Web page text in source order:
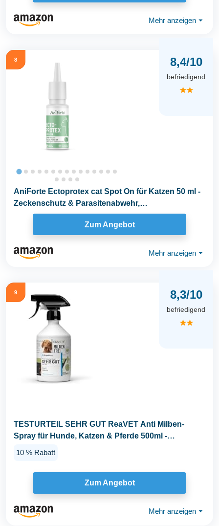
Mehr anzeigen ⏷
8 8,4/10
befriedigend
★★
AniForte Ectoprotex cat Spot On für Katzen 50 ml -
Zeckenschutz & Parasitenabwehr,
langanhaltendes...
Zum Angebot
Mehr anzeigen ⏷
9 8,3/10
befriedigend
★★
TESTURTEIL SEHR GUT ReaVET Anti Milben-
Spray für Hunde, Katzen & Pferde 500ml -
10 % Rabatt
Zum Angebot
Mehr anzeigen ⏷